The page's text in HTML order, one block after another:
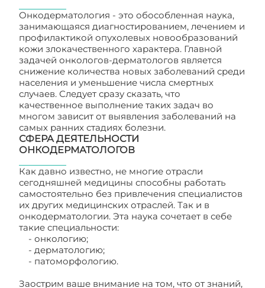
Онкодерматология - это обособленная наука,
занимающаяся диагностированием, лечением и
профилактикой опухолевых новообразований
кожи злокачественного характера. Главной
задачей онкологов-дерматологов является
снижение количества новых заболеваний среди
населения и уменьшение числа смертных
случаев. Следует сразу сказать, что
качественное выполнение таких задач во
многом зависит от выявления заболеваний на
самых ранних стадиях болезни.
СФЕРА ДЕЯТЕЛЬНОСТИ
ОНКОДЕРМАТОЛОГОВ
Как давно известно, не многие отрасли
сегодняшней медицины способны работать
самостоятельно без привлечения специалистов
их других медицинских отраслей. Так и в
онкодерматологии. Эта наука сочетает в себе
такие специальности:
- онкологию;
- дерматологию;
- патоморфологию.
Заострим ваше внимание на том, что от знаний,